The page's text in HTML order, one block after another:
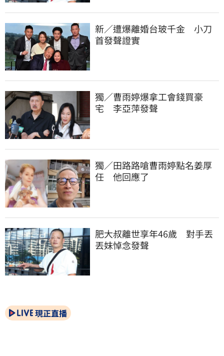
新／遭爆離婚台玻千金　小刀
首發聲證實
獨／曹雨婷爆拿工會錢買豪
宅　李亞萍發聲
獨／田路路嗆曹雨婷點名姜厚
任　他回應了
肥大叔離世享年46歲　對手丟
丟妹悼念發聲
現正直播